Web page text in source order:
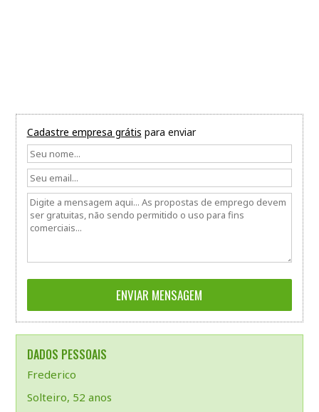
Cadastre empresa grátis para enviar
DADOS PESSOAIS
Frederico
Solteiro, 52 anos